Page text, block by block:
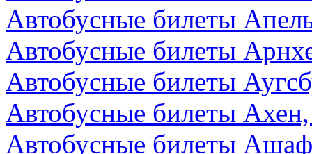
Автобусные билеты
Автобусные билеты
Автобусные билеты
Автобусные билеты
Автобусные билеты